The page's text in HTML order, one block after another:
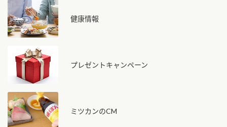
健康情報
プレゼントキャンペーン
ミツカンのCM